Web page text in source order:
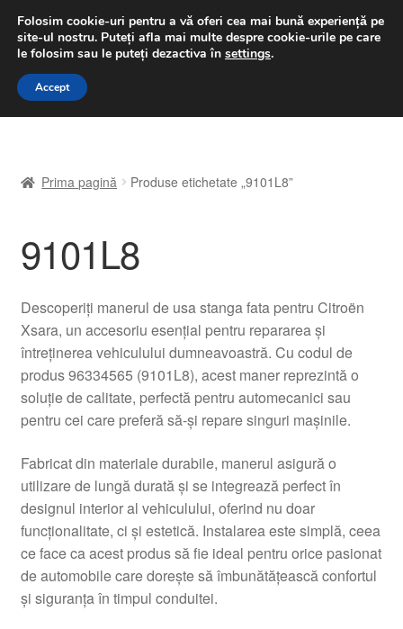
LIVRARE de la 33 lei
luni-vineri 9 a.m. - 4 p.m.031 229 6816
Sari
Sari
A lua legatura
Contul meu
Despre noi
Finalizare comandă
Livrare
Livrare în toată lumea
Plângere
Plățile
Prima pagină Produse etichetate „9101L8”
9101L8
Descoperiți manerul de usa stanga fata pentru Citroën
Xsara, un accesoriu esențial pentru repararea și
întreținerea vehiculului dumneavoastră. Cu codul de
produs 96334565 (9101L8), acest maner reprezintă o
soluție de calitate, perfectă pentru automecanici sau
pentru cei care preferă să-și repare singuri mașinile.
Fabricat din materiale durabile, manerul asigură o
utilizare de lungă durată și se integrează perfect în
designul interior al vehiculului, oferind nu doar
funcționalitate, ci și estetică. Instalarea este simplă, ceea
ce face ca acest produs să fie ideal pentru orice pasionat
de automobile care dorește să îmbunătățească confortul
și siguranța în timpul conduitei.
Folosim cookie-uri pentru a vă oferi cea mai bună experiență pe
site-ul nostru. Puteți afla mai multe despre cookie-urile pe care
le folosim sau le puteți dezactiva în settings.
Accept